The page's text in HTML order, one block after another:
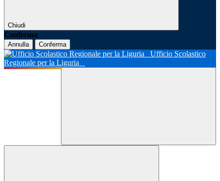
Chiudi
Conferma
Annulla Conferma
Ufficio Scolastico
Regionale per la Liguria